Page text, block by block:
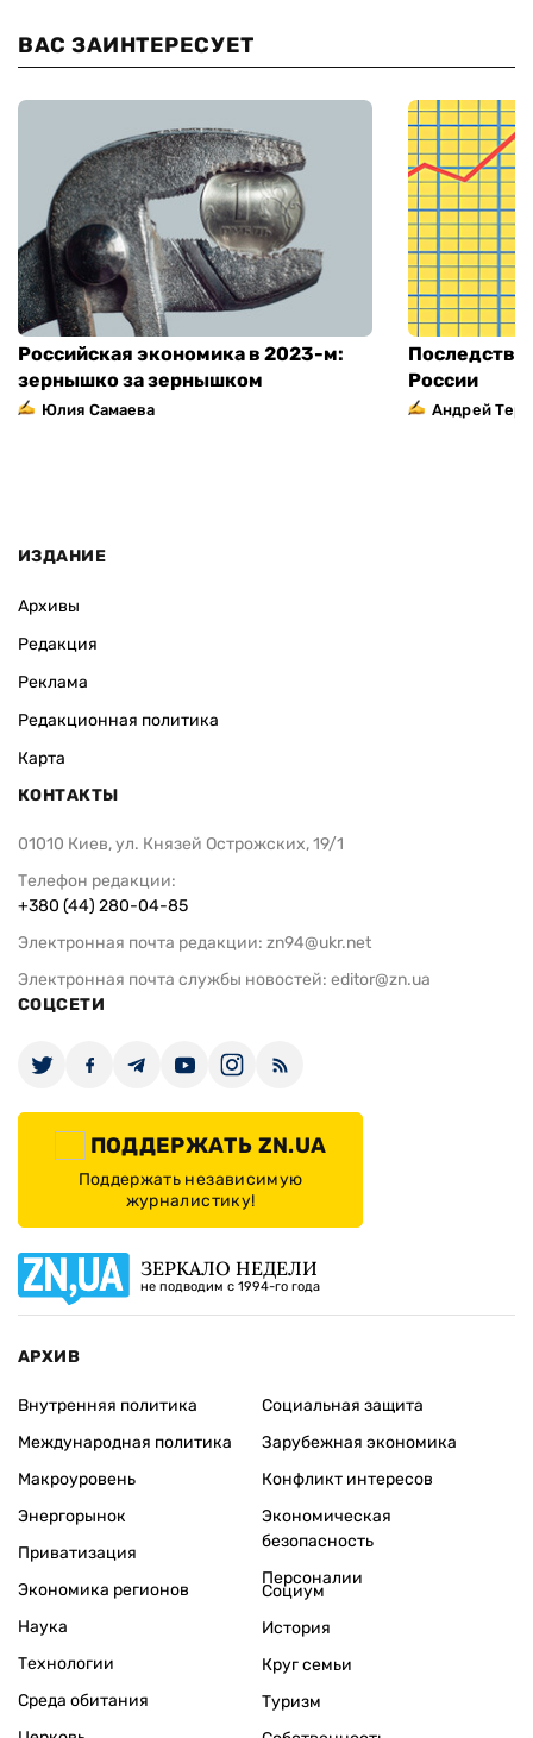
ВАС ЗАИНТЕРЕСУЕТ
Российская экономика в 2023-м:
зернышко за зернышком
Юлия Самаева
России
Андрей
ИЗДАНИЕ
Архивы
Редакция
Реклама
Редакционная политика
Карта
КОНТАКТЫ
01010 Киев, ул. Князей Острожских, 19/1
Телефон редакции:
+380 (44) 280-04-85
Электронная почта редакции: zn94@ukr.net
Электронная почта службы новостей: editor@zn.ua
СОЦСЕТИ
ПОДДЕРЖАТЬ ZN.UA
Поддержать независимую
журналистику!
ЗЕРКАЛО НЕДЕЛИ
не подводим с 1994-го года
АРХИВ
Внутренняя политика
Международная политика
Макроуровень
Энергорынок
Приватизация
Экономика регионов
Социальная защита
Зарубежная экономика
Конфликт интересов
Экономическая
безопасность
Персоналии
Наука
Технологии
Среда обитания
Социум
История
Круг семьи
Туризм